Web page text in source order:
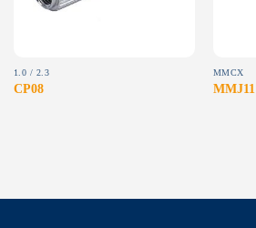
1.0 / 2.3
CP08
MMCX
MMJ11